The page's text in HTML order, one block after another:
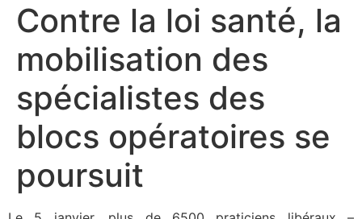
Contre la loi santé, la
mobilisation des
spécialistes des
blocs opératoires se
poursuit